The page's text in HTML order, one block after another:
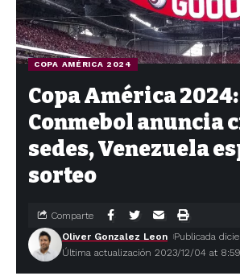
COPA AMÉRICA 2024
Copa América 2024:
Conmebol anuncia
sedes, Venezuela
sorteo
Última actualización 2023/12/04 at
Oliver Gonzalez Leon Publicada
Comparte